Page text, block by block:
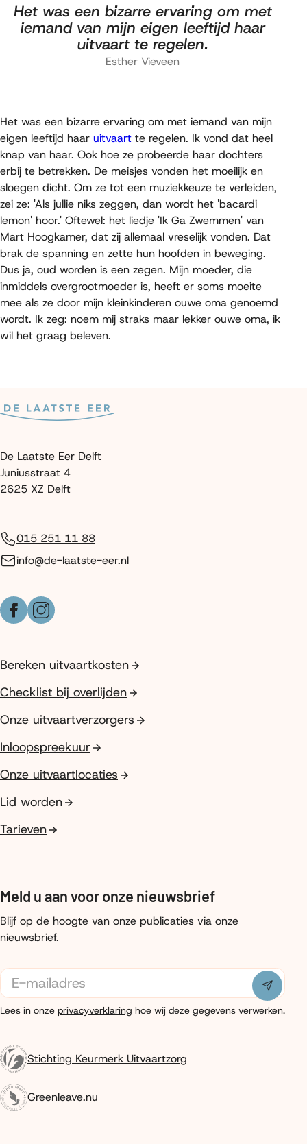
Het was een bizarre ervaring om met
iemand van mijn eigen leeftijd haar
uitvaart te regelen.
Esther Vieveen
Het was een bizarre ervaring om met iemand van mijn
eigen leeftijd haar uitvaart te regelen. Ik vond dat heel
knap van haar. Ook hoe ze probeerde haar dochters
erbij te betrekken. De meisjes vonden het moeilijk en
sloegen dicht. Om ze tot een muziekkeuze te verleiden,
zei ze: 'Als jullie niks zeggen, dan wordt het 'bacardi
lemon' hoor.' Oftewel: het liedje 'Ik Ga Zwemmen' van
Mart Hoogkamer, dat zij allemaal vreselijk vonden. Dat
brak de spanning en zette hun hoofden in beweging.
Dus ja, oud worden is een zegen. Mijn moeder, die
inmiddels overgrootmoeder is, heeft er soms moeite
mee als ze door mijn kleinkinderen ouwe oma genoemd
wordt. Ik zeg: noem mij straks maar lekker ouwe oma, ik
wil het graag beleven.
De Laatste Eer Delft
Juniusstraat 4
2625 XZ Delft
015 251 11 88
info@de-laatste-eer.nl
FacebookInstagram
Bereken uitvaartkosten
Checklist bij overlijden
Onze uitvaartverzorgers
Inloopspreekuur
Onze uitvaartlocaties
Lid worden
Tarieven
Meld u aan voor onze nieuwsbrief
Blijf op de hoogte van onze publicaties via onze
nieuwsbrief.
E-
mailadres
Lees in onze privacyverklaring hoe wij deze gegevens verwerken.
Stichting Keurmerk Uitvaartzorg
Greenleave.nu